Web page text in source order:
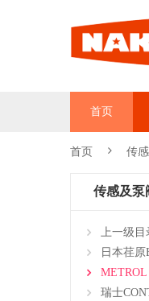
首页
首页 传
传感及泵
上一级目
日本荏
瑞士